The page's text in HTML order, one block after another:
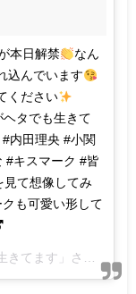
本日解禁
なん
込んでいます
ください
タでも生きて
内田理央 #小関
#キスマーク #皆
見て想像してみ
も可愛い形して
がシェアした投稿 –